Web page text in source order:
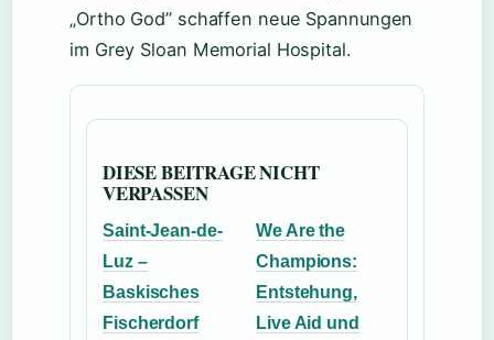
„Ortho God” schaffen neue Spannungen
im Grey Sloan Memorial Hospital.
DIESE BEITRAGE NICHT
VERPASSEN
Saint-Jean-de-
Luz –
Baskisches
Fischerdorf
We Are the
Champions:
Entstehung,
Live Aid und